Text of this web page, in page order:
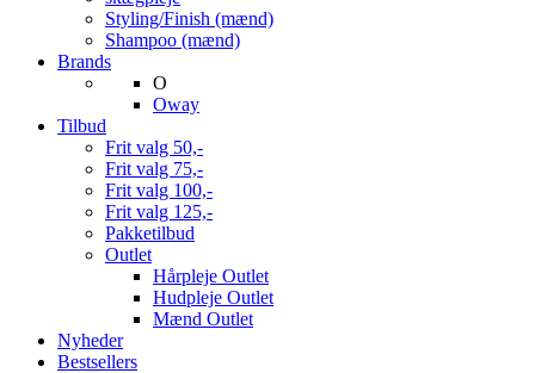
Styling/Finish (mænd)
Shampoo (mænd)
Brands
O
Oway
Tilbud
Frit valg 50,-
Frit valg 75,-
Frit valg 100,-
Frit valg 125,-
Pakketilbud
Outlet
Hårpleje Outlet
Hudpleje Outlet
Mænd Outlet
Nyheder
Bestsellers